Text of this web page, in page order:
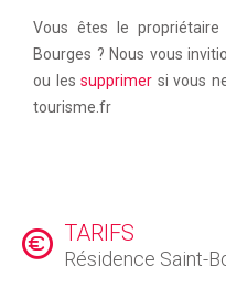
Vous êtes le
Bourges ? Nous vous
ou lessupprimer si vous
tourisme.fr
TARIFS
Résidence Saint-